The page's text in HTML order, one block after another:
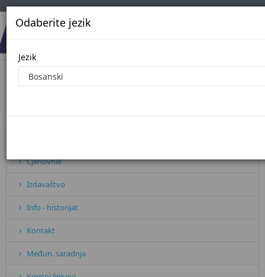
Odaberite jezik
Jezik
JN2023
Cjenovnik
Izdavaštvo
Info - historijat
Kontakt
Međun. saradnja